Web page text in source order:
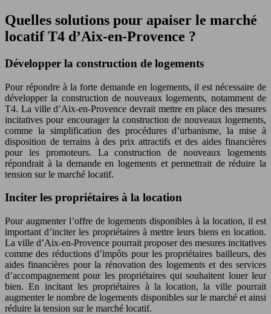
Quelles solutions pour apaiser le marché
locatif T4 d’Aix-en-Provence ?
Développer la construction de logements
Pour répondre à la forte demande en logements, il est nécessaire de
développer la construction de nouveaux logements, notamment de
T4. La ville d’Aix-en-Provence devrait mettre en place des mesures
incitatives pour encourager la construction de nouveaux logements,
comme la simplification des procédures d’urbanisme, la mise à
disposition de terrains à des prix attractifs et des aides financières
pour les promoteurs. La construction de nouveaux logements
répondrait à la demande en logements et permettrait de réduire la
tension sur le marché locatif.
Inciter les propriétaires à la location
Pour augmenter l’offre de logements disponibles à la location, il est
important d’inciter les propriétaires à mettre leurs biens en location.
La ville d’Aix-en-Provence pourrait proposer des mesures incitatives
comme des réductions d’impôts pour les propriétaires bailleurs, des
aides financières pour la rénovation des logements et des services
d’accompagnement pour les propriétaires qui souhaitent louer leur
bien. En incitant les propriétaires à la location, la ville pourrait
augmenter le nombre de logements disponibles sur le marché et ainsi
réduire la tension sur le marché locatif.